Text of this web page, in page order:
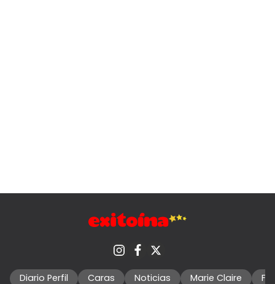
Diario Perfil Caras Noticias Marie Claire